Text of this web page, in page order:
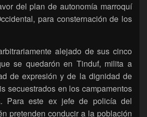
del plan de autonomía marroquí
para consternación de los
alejado de sus cinco
se quedarón en Tinduf, milita a
de expresión y de la dignidad de
secuestrados en los campamentos
Para este ex jefe de policía del
pretenden conducir a la población